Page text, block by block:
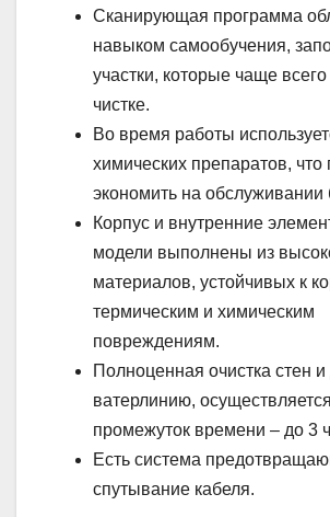
Сканирующая программа
навыком самообучения,
участки, которые чаще
чистке.
Во время работы
химических препаратов, что
экономить на обслуживании
Корпус и внутренние
модели выполнены из
материалов, устойчивых к
термическим и химическим
повреждениям.
Полноценная очистка стен
ватерлинию,
промежуток времени – до 3
Есть система
спутывание кабеля.